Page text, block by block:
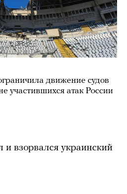
движение судов
участившихся атак России
и взорвался украинский